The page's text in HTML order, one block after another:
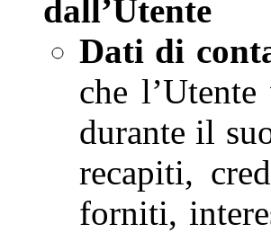
dall’Utente
Dati di
che
durante il
recapiti,
forniti,